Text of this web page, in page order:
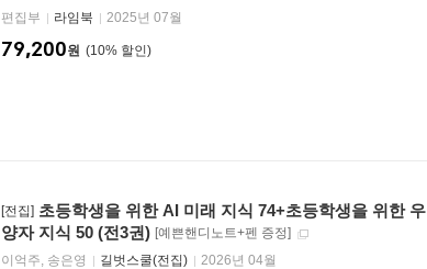
편집부
라임북 2025년 07월
10%
79,200원
[전집] 초등학생을 위한 AI 미래 지식 74+초등학생을 위한
양자 지식 50 (전3권) [예쁜핸디노트+펜 증정]
이억주, 송은영
길벗스쿨(전집) 2026년 04월